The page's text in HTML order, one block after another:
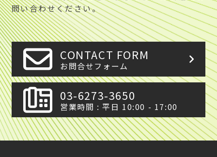
問い合わせください。
CONTACT FORM
お問合せフォーム
03-6273-3650
営業時間 : 平日 10:00 - 17:00